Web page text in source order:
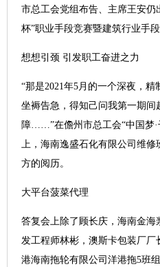
市总工会党组布告、主席王安仍
杯”职业手段竞赛暨建筑行业手
想想引颈 引发职工奋进之力
“那是2021年5月的一个深夜，
坐褥告急，得知己问我第一期间
障……”在儋州市总工会“中国梦
上，海南逸盛石化有限公司维
方的阅历。
大平台菠菜代理
答复会上除了顾长庆，海南金
发工程师林彬，澳斯卡包装厂
港海南拖轮有限公司洋港拖5班